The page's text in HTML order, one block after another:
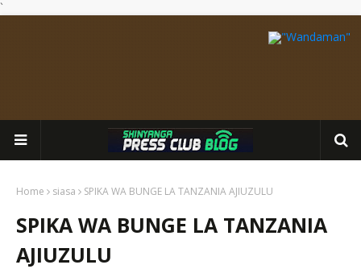
`
Home siasa SPIKA WA BUNGE LA TANZANIA AJIUZULU
SPIKA WA BUNGE LA TANZANIA
AJIUZULU